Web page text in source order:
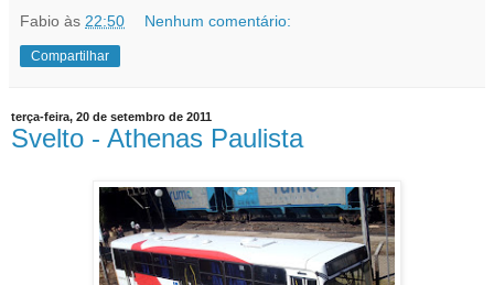
Fabio às 22:50 Nenhum comentário:
Compartilhar
terça-feira, 20 de setembro de 2011
Svelto - Athenas Paulista